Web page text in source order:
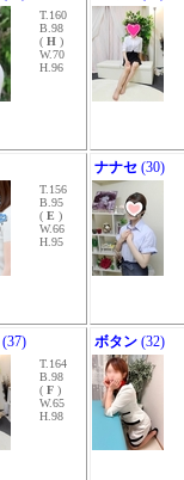
T.160
B.98
( H )
W.70
H.96
T.156
B.95
( E )
W.66
H.95
ナナセ (30)
(37)
T.164
B.98
( F )
W.65
H.98
ボタン (32)